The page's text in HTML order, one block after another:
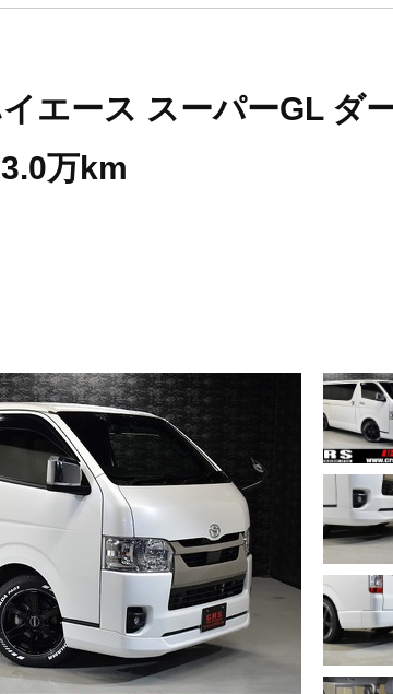
エース スーパーGL
万km